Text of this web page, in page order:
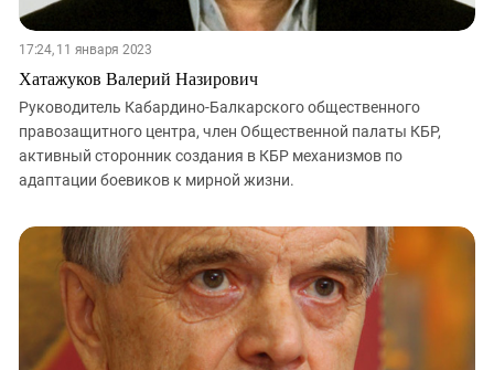
17:24, 11 января 2023
Хатажуков Валерий Назирович
Руководитель Кабардино-Балкарского общественного
правозащитного центра, член Общественной палаты КБР,
активный сторонник создания в КБР механизмов по
адаптации боевиков к мирной жизни.